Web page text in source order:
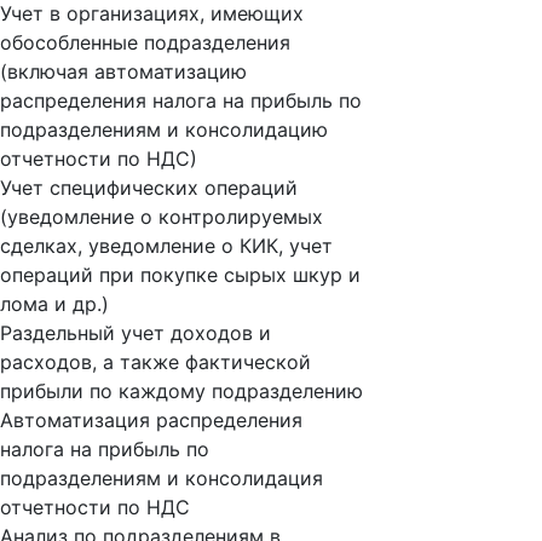
Учет в организациях, имеющих
обособленные подразделения
(включая автоматизацию
распределения налога на прибыль по
подразделениям и консолидацию
отчетности по НДС)
Учет специфических операций
(уведомление о контролируемых
сделках, уведомление о КИК, учет
операций при покупке сырых шкур и
лома и др.)
Раздельный учет доходов и
расходов, а также фактической
прибыли по каждому подразделению
Автоматизация распределения
налога на прибыль по
подразделениям и консолидация
отчетности по НДС